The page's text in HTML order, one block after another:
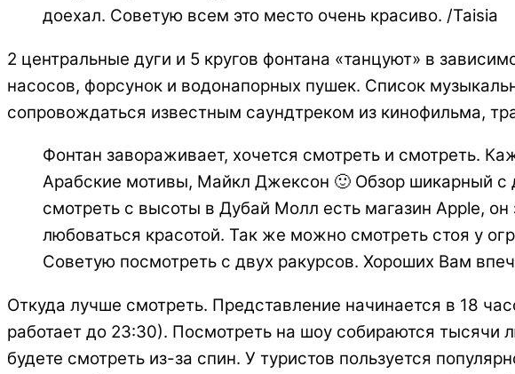
доехал. Советую всем это место очень красиво. /Taisia
2 центральные дуги и 5 кругов фонтана «танцуют» в
насосов, форсунок и водонапорных пушек. Список
сопровождаться известным саундтреком из кинофильма,
Фонтан завораживает, хочется смотреть и смотреть.
Арабские мотивы, Майкл Джексон 🙂 Обзор шикарный с
смотреть с высоты в Дубай Молл есть магазин Apple,
любоваться красотой. Так же можно смотреть стоя у
Советую посмотреть с двух ракурсов. Хороших Вам
Откуда лучше смотреть. Представление начинается в 18
работает до 23:30). Посмотреть на шоу собираются
будете смотреть из-за спин. У туристов пользуется